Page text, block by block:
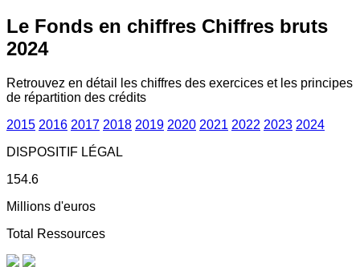
Le Fonds en chiffres Chiffres bruts
2024
Retrouvez en détail les chiffres des exercices et les principes
de répartition des crédits
2015 2016 2017 2018 2019 2020 2021 2022 2023 2024
DISPOSITIF LÉGAL
154.6
Millions d'euros
Total Ressources